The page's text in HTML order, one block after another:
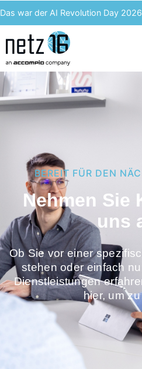
Das war der AI Revolution Day 2026
Kern AI wird accompio AI
Unser Event des Jahres – Wir
IT-Kosten einsparen & langfristig
BEREIT FÜR DEN
Nehmen Sie
uns
Ob Sie vor einer
stehen oder einfach
Dienstleistungen
hier, um